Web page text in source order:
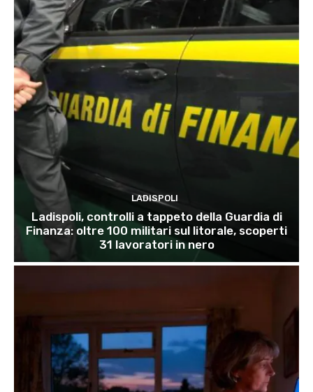
LADISPOLI
Ladispoli, controlli a tappeto della Guardia di
Finanza: oltre 100 militari sul litorale, scoperti
31 lavoratori in nero